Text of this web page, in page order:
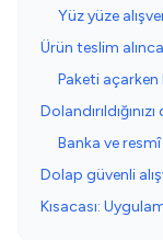
Yüz yüze
Ürün teslim
Paketi açarken
Banka ve
Dolap güvenli
Kısacası: